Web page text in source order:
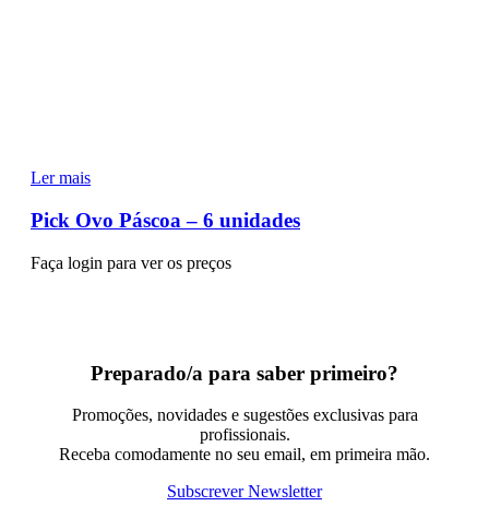
Ler mais
Pick Ovo Páscoa – 6 unidades
Faça login para ver os preços
Preparado/a para saber primeiro?
Promoções, novidades e sugestões exclusivas para
profissionais.
Receba comodamente no seu email, em primeira mão.
Subscrever Newsletter